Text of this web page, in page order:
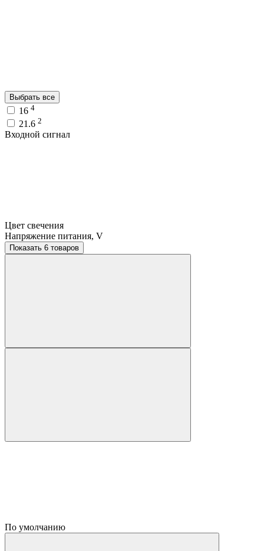
Выбрать все
16 4
21.6 2
Входной сигнал
Цвет свечения
Напряжение питания, V
Показать 6 товаров
По умолчанию